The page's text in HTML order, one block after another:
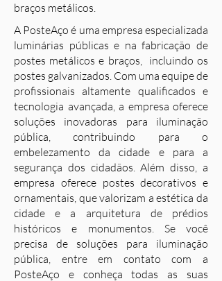
braços metálicos.
A PosteAço é uma empresa especializada
luminárias públicas e na fabricação de
postes metálicos e braços, incluindo os
postes galvanizados. Com uma equipe de
profissionais altamente qualificados e
tecnologia avançada, a empresa oferece
soluções inovadoras para iluminação
pública, contribuindo para o
embelezamento da cidade e para a
segurança dos cidadãos. Além disso, a
empresa oferece postes decorativos e
ornamentais, que valorizam a estética da
cidade e a arquitetura de prédios
históricos e monumentos. Se você
precisa de soluções para iluminação
pública, entre em contato com a
PosteAço e conheça todas as suas